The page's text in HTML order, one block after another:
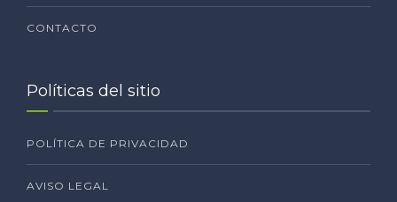
CONTACTO
Políticas del sitio
POLÍTICA DE PRIVACIDAD
AVISO LEGAL